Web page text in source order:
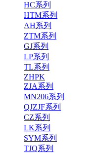
HC系列
HTM系列
AH系列
ZTM系列
GJ系列
LP系列
TL系列
ZHPK
ZJA系列
MN206系列
QJZJF系列
CZ系列
LK系列
SYM系列
TJQ系列